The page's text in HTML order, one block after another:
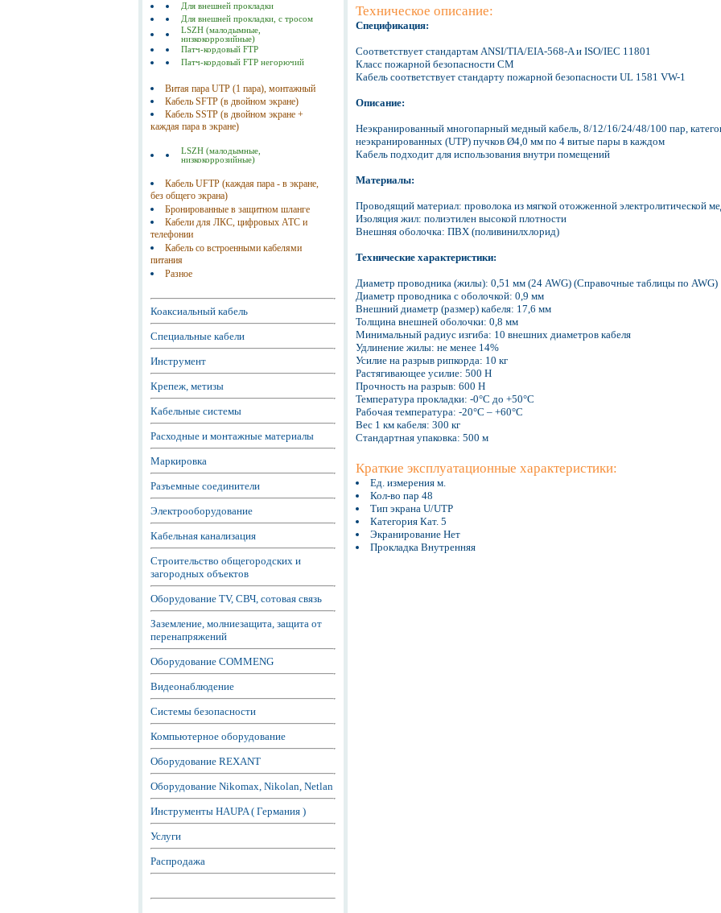
Для внешней прокладки
Для внешней прокладки, с тросом
LSZH (малодымные,
низкокоррозийные)
Патч-кордовый FTP
Патч-кордовый FTP негорючий
Витая пара UTP (1 пара), монтажный
Кабель SFTP (в двойном экране)
Кабель SSTP (в двойном экране +
каждая пара в экране)
LSZH (малодымные,
низкокоррозийные)
Кабель UFTP (каждая пара - в экране,
без общего экрана)
Бронированные в защитном шланге
Кабели для ЛКС, цифровых АТС и
телефонии
Кабель со встроенными кабелями
питания
Разное
Коаксиальный кабель
Специальные кабели
Инструмент
Крепеж, метизы
Кабельные системы
Расходные и монтажные материалы
Маркировка
Разъемные соединители
Электрооборудование
Кабельная канализация
Строительство общегородских и
загородных объектов
Оборудование TV, СВЧ, сотовая связь
Заземление, молниезащита, защита от
перенапряжений
Оборудование COMMENG
Видеонаблюдение
Системы безопасности
Компьютерное оборудование
Оборудование REXANT
Оборудование Nikomax, Nikolan, Netlan
Инструменты HAUPA ( Германия )
Услуги
Распродажа
Техническое описание:
Спецификация:
Соответствует стандартам ANSI/TIA/EIA-568-A и ISO/IEC 11801
Класс пожарной безопасности СМ
Кабель соответствует стандарту пожарной безопасности UL 1581 VW-1
Описание:
Неэкранированный многопарный медный кабель, 8/12/16/24/48/100 пар,
неэкранированных (UTP) пучков Ø4,0 мм по 4 витые пары в каждом
Кабель подходит для использования внутри помещений
Материалы:
Проводящий материал: проволока из мягкой отожженной электролитической
Изоляция жил: полиэтилен высокой плотности
Внешняя оболочка: ПВХ (поливинилхлорид)
Технические характеристики:
Диаметр проводника (жилы): 0,51 мм (24 AWG) (Справочные таблицы по AWG)
Диаметр проводника с оболочкой: 0,9 мм
Внешний диаметр (размер) кабеля: 17,6 мм
Толщина внешней оболочки: 0,8 мм
Минимальный радиус изгиба: 10 внешних диаметров кабеля
Удлинение жилы: не менее 14%
Усилие на разрыв рипкорда: 10 кг
Растягивающее усилие: 500 H
Прочность на разрыв: 600 H
Температура прокладки: -0°C до +50°С
Рабочая температура: -20°C – +60°C
Вес 1 км кабеля: 300 кг
Стандартная упаковка: 500 м
Краткие эксплуатационные характеристики:
Ед. измерения м.
Кол-во пар 48
Тип экрана U/UTP
Категория Кат. 5
Экранирование Нет
Прокладка Внутренняя